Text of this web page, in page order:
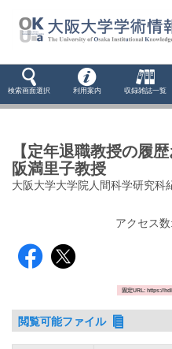
検索画面選択 利用案内 収録雑誌一覧
【定年退職教授の履
阪満里子教授
大阪大学大学院人間科学研究科
アクセス数:
固定URL: https://
閲覧可能ファイル